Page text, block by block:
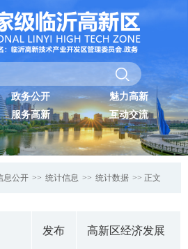
政务公开
魅力高新
服务高新
互动交流
息公开 >> 统计信息 >> 统计数据 >> 正文
发布 高新区经济发展